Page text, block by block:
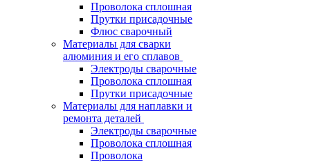
Проволока сплошная
Прутки присадочные
Флюс сварочный
Материалы для сварки
алюминия и его сплавов
Электроды сварочные
Проволока сплошная
Прутки присадочные
Материалы для наплавки и
ремонта деталей
Электроды сварочные
Проволока сплошная
Проволока